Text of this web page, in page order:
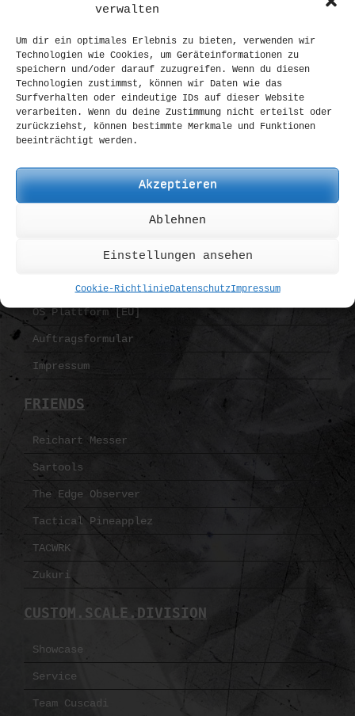
verwalten
Um dir ein optimales Erlebnis zu bieten, verwenden wir
Technologien wie Cookies, um Geräteinformationen zu
speichern und/oder darauf zuzugreifen. Wenn du diesen
Technologien zustimmst, können wir Daten wie das
Surfverhalten oder eindeutige IDs auf dieser Website
verarbeiten. Wenn du deine Zustimmung nicht erteilst oder
zurückziehst, können bestimmte Merkmale und Funktionen
beeinträchtigt werden.
Akzeptieren
Ablehnen
Einstellungen ansehen
Cookie-RichtlinieDatenschutzImpressum
Spyderco
Strider
Zero Tolerance
all Brands
INFORMATION
AGB
Widerruf
OS Plattform [EU]
Auftragsformular
Impressum
FRIENDS
Reichart Messer
Sartools
The Edge Observer
Tactical Pineapplez
TACWRK
Zukuri
CUSTOM.SCALE.DIVISION
Showcase
Service
Team Cuscadi